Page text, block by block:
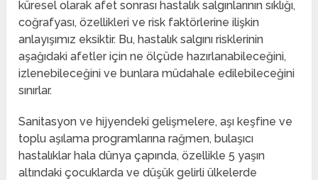
küresel olarak afet sonrası hastalık salgınlarının sıklığı,
coğrafyası, özellikleri ve risk faktörlerine ilişkin
anlayışımız eksiktir. Bu, hastalık salgını risklerinin
aşağıdaki afetler için ne ölçüde hazırlanabileceğini,
izlenebileceğini ve bunlara müdahale edilebileceğini
sınırlar.
Sanitasyon ve hijyendeki gelişmelere, aşı keşfine ve
toplu aşılama programlarına rağmen, bulaşıcı
hastalıklar hala dünya çapında, özellikle 5 yaşın
altındaki çocuklarda ve düşük gelirli ülkelerde